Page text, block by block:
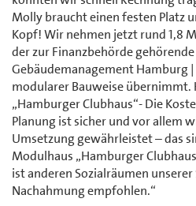
Molly braucht einen festen Platz
Kopf! Wir nehmen jetzt rund 1,8
der zur Finanzbehörde
Gebäudemanagement Hamburg
modularer Bauweise übernimmt.
„Hamburger Clubhaus“- Die
Planung ist sicher und vor allem
Umsetzung gewährleistet – das
Modulhaus „Hamburger
ist anderen Sozialräumen
Nachahmung empfohlen.“